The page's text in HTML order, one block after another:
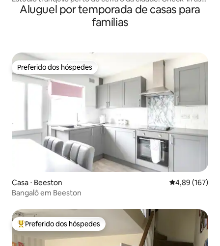
14h!
Aluguel por temporada de casas para
famílias
Preferido dos hóspedes
Preferido dos hóspedes
Casa ⋅ Beeston 4,89 de uma
4,89 (167)
Bangalô em Beeston
Entre os melhores preferidos dos hóspedes
Preferido dos hóspedes